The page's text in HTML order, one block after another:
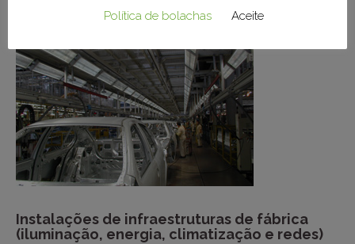
Instalações de infraestruturas de fábrica
(iluminação, energia, climatização e redes)
Política de bolachas
Aceite